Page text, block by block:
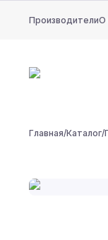
ПроизводителиО
Главная/Каталог/